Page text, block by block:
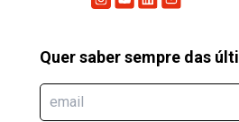
Quer saber sempre das